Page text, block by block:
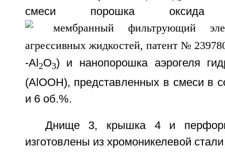
смеси порошка
-Al 2O3) и нанопорошка аэрогеля
(AlOOH), представленных в смеси в
и 6 об.%.
Днище 3, крышка 4 и
изготовлены из хромоникелевой